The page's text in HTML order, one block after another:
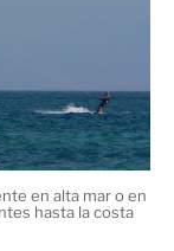
en alta mar o en
hasta la costa